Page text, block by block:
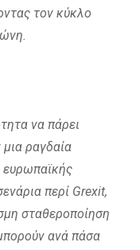
τον κύκλο
να πάρει
ραγδαία
ευρωπαϊκής
περί Grexit,
σταθεροποίηση
ανά πάσα